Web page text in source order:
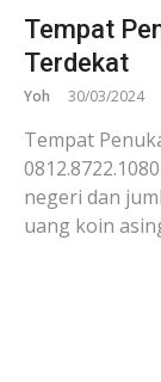
Tempat
Terdekat
Yoh 30/03/2024
Tempat
negeri dan
uang koin